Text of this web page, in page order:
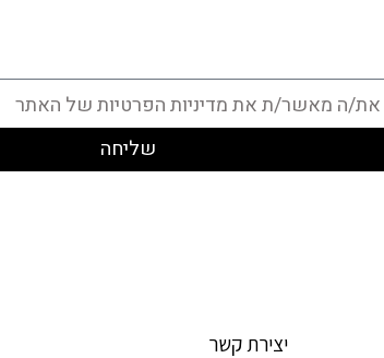
ה מאשר/ת את מדיניות הפרטיות של האתר
שליחה
יצירת קשר